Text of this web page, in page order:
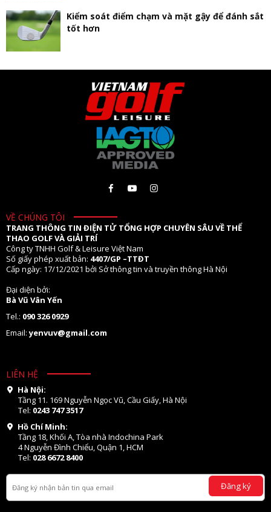
Kiểm soát điểm chạm và mặt gậy để đánh sắt
tốt hơn
VỀ CHÚNG TÔI
TRANG THÔNG TIN ĐIỆN TỬ TỔNG HỢP CHUYÊN SÂU VỀ THỂ
THAO GOLF VÀ GIẢI TRÍ
Công ty TNHH Golf & Leisure Việt Nam
Số giấy phép xuất bản: 4407/GP –TTĐT
Cấp ngày: 17/12/2021 bởi Sở thông tin và truyền thông Hà Nội
Đại diện bởi:
Bà Vũ Vân Yến
Tel.: 090 326 0929
Email:yenvuv@gmail.com
LIÊN HỆ
Hà Nội:
Tầng 11. 169 Nguyễn Ngọc Vũ, Cầu Giấy, Hà Nội
Tel: 0243 747 3517
Hồ Chí Minh:
Tầng 18, Khối A, Tòa nhà Indochina Park
4 Nguyễn Đình Chiểu, Quận 1, HCM
Tel: 028 6672 8400
Đăng ký